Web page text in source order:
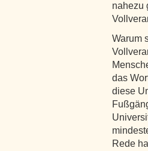
nahezu
Warum
das
diese
Rede